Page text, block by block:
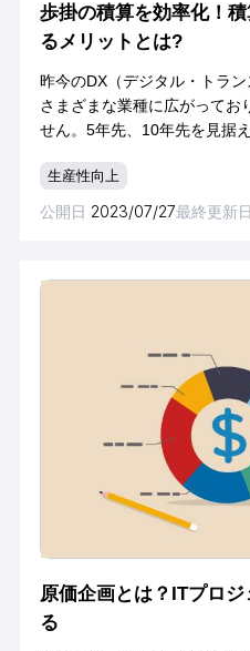
歩掛の積算を効率化！
るメリットとは?
昨今のDX（デジタル・トラ
さまざまな業種に広がってお
せん。5年先、10年先を見据
ります。DXの推進や業務プロ
生産性向上
公開日 2023/07/27最終更新日
原価企画とは？ITプロ
る